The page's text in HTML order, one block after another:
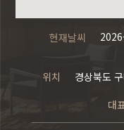
현재날씨
위치
경상북도
대